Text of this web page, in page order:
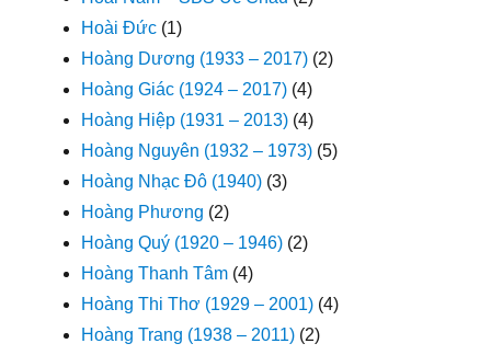
Hoài Đức (1)
Hoàng Dương (1933 – 2017) (2)
Hoàng Giác (1924 – 2017) (4)
Hoàng Hiệp (1931 – 2013) (4)
Hoàng Nguyên (1932 – 1973) (5)
Hoàng Nhạc Đô (1940) (3)
Hoàng Phương (2)
Hoàng Quý (1920 – 1946) (2)
Hoàng Thanh Tâm (4)
Hoàng Thi Thơ (1929 – 2001) (4)
Hoàng Trang (1938 – 2011) (2)